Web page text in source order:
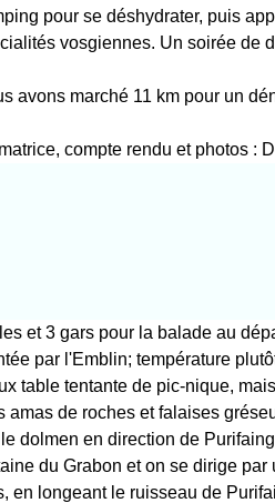
pour se déshydrater, puis
vosgiennes. Un soirée de
avons marché 11 km pour un
compte rendu et photos :
et 3 gars pour la balade au
par l'Emblin; température
table tentante de pic-nique,
amas de roches et falaises
dolmen en direction de
du Grabon et on se dirige
en longeant le ruisseau de